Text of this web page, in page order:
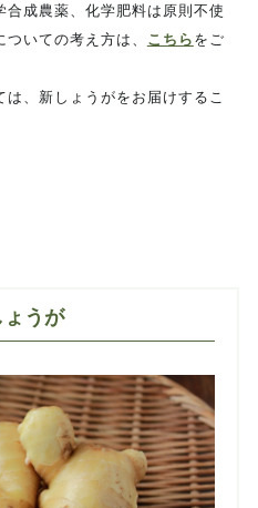
合成農薬、化学肥料は原則不使
いての考え方は、 こちら をご
、新しょうがをお届けするこ
うが